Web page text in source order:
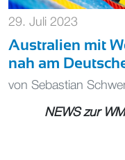
29. Juli 2023
Australien mit
nah am
von Sebastian
NEWS zur